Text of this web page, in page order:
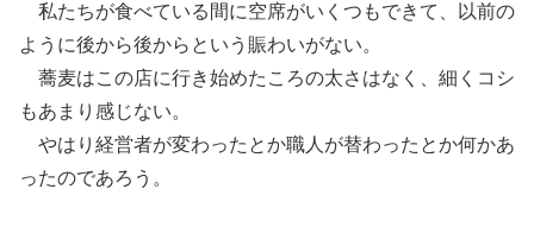
私たちが食べている間に空席がいくつもできて、以前の
ように後から後から という賑わいがない。
蕎麦はこの店に行き始めたころの太さはなく、細くコシ
もあまり感じない。
やはり経営者が変わったとか職人が替わったとか何かあ
ったのであろう。